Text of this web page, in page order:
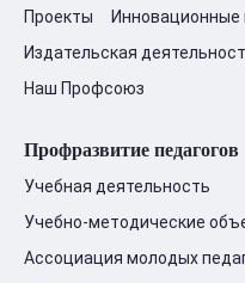
Проекты
Издательская
Наш Профсоюз
Профразвитие педагогов
Учебная деятельность
Учебно-методические
Ассоциация молодых